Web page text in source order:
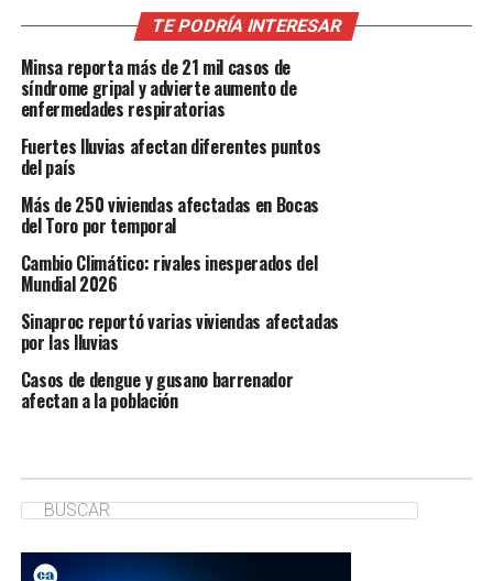
TE PODRÍA INTERESAR
Minsa reporta más de 21 mil casos de
síndrome gripal y advierte aumento de
enfermedades respiratorias
Fuertes lluvias afectan diferentes puntos
del país
Más de 250 viviendas afectadas en Bocas
del Toro por temporal
Cambio Climático: rivales inesperados del
Mundial 2026
Sinaproc reportó varias viviendas afectadas
por las lluvias
Casos de dengue y gusano barrenador
afectan a la población